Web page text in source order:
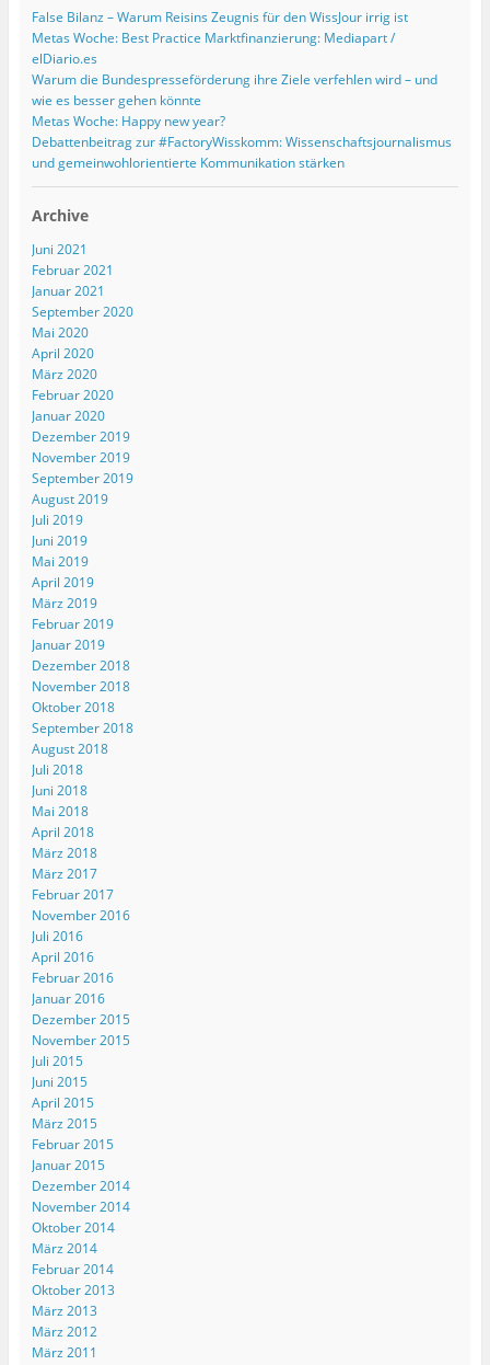
False Bilanz – Warum Reisins Zeugnis für den WissJour irrig ist
Metas Woche: Best Practice Marktfinanzierung: Mediapart /
elDiario.es
Warum die Bundespresseförderung ihre Ziele verfehlen wird – und
wie es besser gehen könnte
Metas Woche: Happy new year?
Debattenbeitrag zur #FactoryWisskomm: Wissenschaftsjournalismus
und gemeinwohlorientierte Kommunikation stärken
Archive
Juni 2021
Februar 2021
Januar 2021
September 2020
Mai 2020
April 2020
März 2020
Februar 2020
Januar 2020
Dezember 2019
November 2019
September 2019
August 2019
Juli 2019
Juni 2019
Mai 2019
April 2019
März 2019
Februar 2019
Januar 2019
Dezember 2018
November 2018
Oktober 2018
September 2018
August 2018
Juli 2018
Juni 2018
Mai 2018
April 2018
März 2018
März 2017
Februar 2017
November 2016
Juli 2016
April 2016
Februar 2016
Januar 2016
Dezember 2015
November 2015
Juli 2015
Juni 2015
April 2015
März 2015
Februar 2015
Januar 2015
Dezember 2014
November 2014
Oktober 2014
März 2014
Februar 2014
Oktober 2013
März 2013
März 2012
März 2011